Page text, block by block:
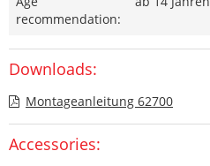
recommendation:
Downloads:
Montageanleitung 62700
Accessories: